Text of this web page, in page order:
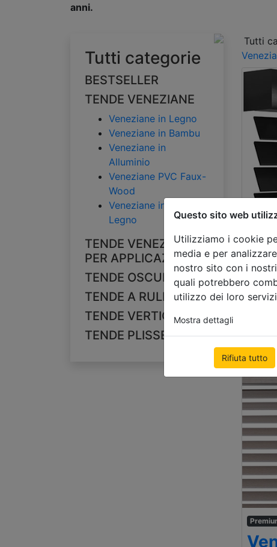
Questo sito web
Utilizziamo i cookie
media e per
nostro sito con i
quali potrebbero
utilizzo dei loro
Mostra dettagli
Rifiuta tutto
anni.
Tutti categorie
BESTSELLER
TENDE VENEZIANE
Veneziane in Legno
Veneziane in Bambu
Veneziane in
Alluminio
Veneziane PVC Faux-
Wood
Veneziane in Finto
Legno
TENDE VENEZIANE
PER APPLICAZIONE
TENDE OSCURANTI
TENDE A RULLO
TENDE VERTICALI
TENDE PLISSETTATE
Tutti
500 x